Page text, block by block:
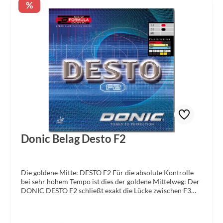
Rabatt
%
Donic Belag Desto F2
Die goldene Mitte: DESTO F2 Für die absolute Kontrolle
bei sehr hohem Tempo ist dies der goldene Mittelweg: Der
DONIC DESTO F2 schließt exakt die Lücke zwischen F3